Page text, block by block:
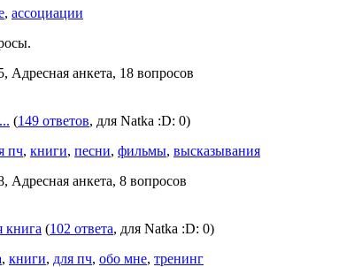
, ассоциации
Адресная анкета, 18 вопросов
(149 ответов, для Natka :D: 0)
пч, книги, песни, фильмы, высказывания
Адресная анкета, 8 вопросов
книга (102 ответа, для Natka :D: 0)
, книги, для пч, обо мне, тренинг